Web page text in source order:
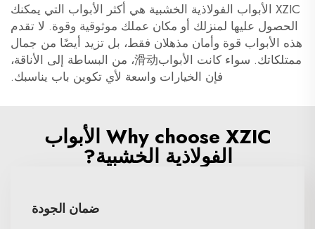
XZIC الأبواب الفولاذية الخشبية هي أكثر الأبواب التي يمكنك
الحصول عليها لمنزلك أو مكان عملك موثوقية وقوة. لا تقدم
هذه الأبواب قوة وأمان مذهلان فقط، بل تزيد أيضًا من جمال
ممتلكاتك. سواء كانت الأبواب滑动، من البساطة إلى الأناقة،
فإن الخيارات واسعة لأي تكوين باب يناسبك.
Why choose XZIC الأبواب
الفولاذية الخشبية?
ضمان الجودة